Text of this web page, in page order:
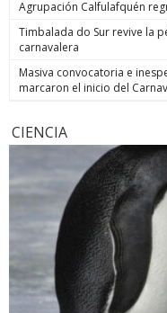
Agrupación Calfulafquén
Timbalada do Sur revive la
carnavalera
Masiva convocatoria e
marcaron el inicio del
CIENCIA